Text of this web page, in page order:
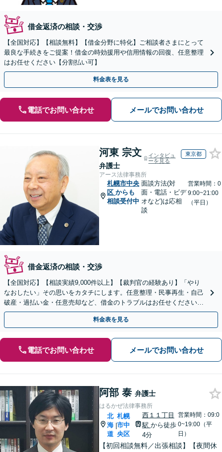
借金返済の相談・交渉
【全国対応】【相談無料】【借金分野に特化】ご相談者さまにとって
最良な手続きをご提案！借金の時効援用や信用情報の回復、任意整理
はお任せください【分割払い可】
料金表を見る
電話でお問い合わせ メールでお問い合わせ
河東 宗文
弁護士
インタビュ
ーを見る
東京都
アース法律事務所
札幌市中央
区 からも
相談受付中
面談方法(対
面・電話・ビデ
オなど)は応相
談
営業時間：0
9:00~21:00
（平日）
借金返済の相談・交渉
【全国対応】【相談実績9,000件以上】【裁判官の経験あり】「やり
なおしたい」その思いをカタチにします。任意整理・民事再生・自己
破産・過払い金・任意売却など、借金のトラブルはお任せください。
【初回相談無料】【全国対応可能】
料金表を見る
電話でお問い合わせ メールでお問い合わせ
阿部 泰 弁護士
はるかぜ法律事務所
北
海
道
|
札幌
市中
央区
西１１丁目
駅 から徒歩
4分
営業時間：09:0
0~19:00（平
日）
【初回相談無料／出張相談】【夜間休